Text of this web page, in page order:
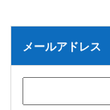
メールアドレス